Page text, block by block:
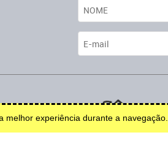
decoração.
melhor experiência durante a navegação.